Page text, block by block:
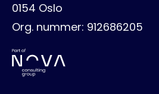
0154 Oslo
Org. nummer: 912686205